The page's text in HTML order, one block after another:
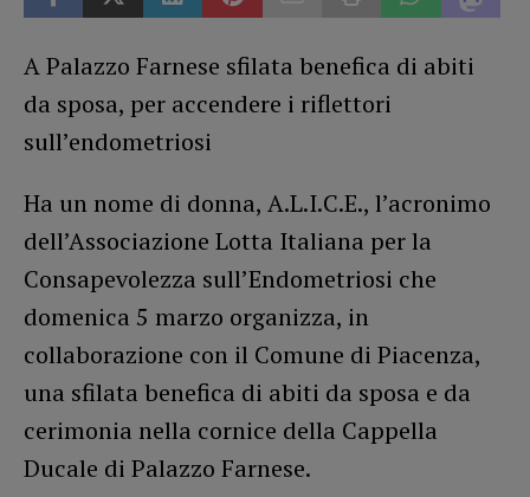
A Palazzo Farnese sfilata benefica di abiti
da sposa, per accendere i riflettori
sull’endometriosi
Ha un nome di donna, A.L.I.C.E., l’acronimo
dell’Associazione Lotta Italiana per la
Consapevolezza sull’Endometriosi che
domenica 5 marzo organizza, in
collaborazione con il Comune di Piacenza,
una sfilata benefica di abiti da sposa e da
cerimonia nella cornice della Cappella
Ducale di Palazzo Farnese.